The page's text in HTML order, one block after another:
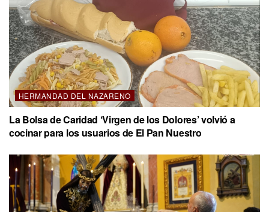
HERMANDAD DEL NAZARENO
La Bolsa de Caridad ‘Virgen de los Dolores’ volvió a
cocinar para los usuarios de El Pan Nuestro